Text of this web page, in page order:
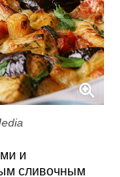
и
сливочным